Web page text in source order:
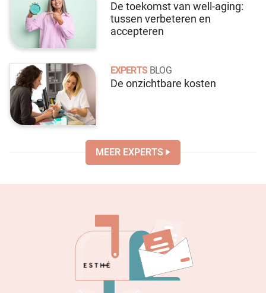
De toekomst van well-aging:
tussen verbeteren en
accepteren
EXPERTS BLOG
De onzichtbare kosten
MEER EXPERTS